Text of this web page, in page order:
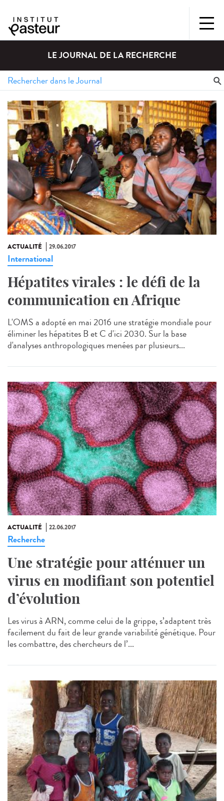
LE JOURNAL DE LA RECHERCHE
ACTUALITÉ 29.06.2017
International
Hépatites virales : le défi de la
communication en Afrique
L'OMS a adopté en mai 2016 une stratégie mondiale pour
éliminer les hépatites B et C d'ici 2030. Sur la base
d'analyses anthropologiques menées par plusieurs...
ACTUALITÉ 22.06.2017
Recherche
Une stratégie pour atténuer un
virus en modifiant son potentiel
d’évolution
Les virus à ARN, comme celui de la grippe, s’adaptent très
facilement du fait de leur grande variabilité génétique. Pour
les combattre, des chercheurs de l’...